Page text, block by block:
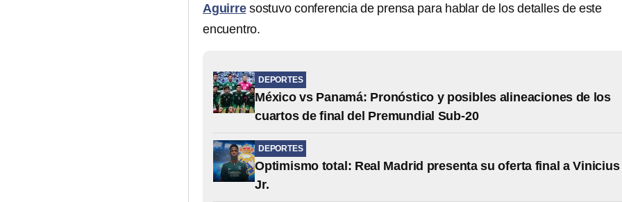
Aguirresostuvo conferencia de prensa para hablar de los detalles de este
encuentro.
DEPORTES
México vs Panamá: Pronóstico y posibles alineaciones de los
cuartos de final del Premundial Sub-20
DEPORTES
Optimismo total: Real Madrid presenta su oferta final a Vinicius
Jr.